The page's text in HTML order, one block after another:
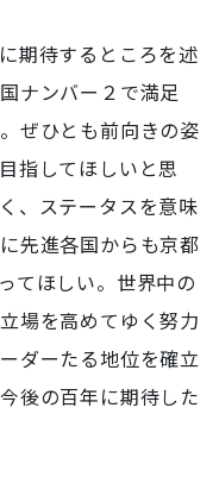
期待するところを述
ナンバー２で満足
ぜひとも前向きの姿
指してほしいと思
、ステータスを意味
先進各国からも京都
てほしい。世界中の
場を高めてゆく努力
ダーたる地位を確立
後の百年に期待した